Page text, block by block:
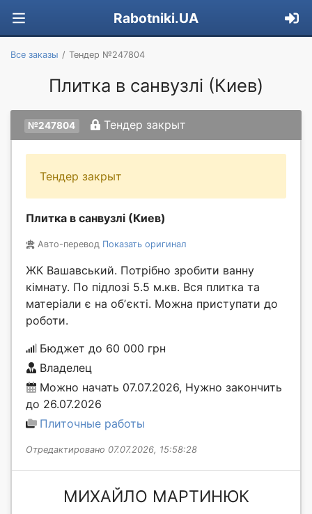
Rabotniki.UA
Все заказы Тендер №247804
Плитка в санвузлі (Киев)
№247804 Тендер закрыт
Тендер закрыт
Плитка в санвузлі (Киев)
Авто-перевод Показать оригинал
ЖК Вашавський. Потрібно зробити ванну
кімнату. По підлозі 5.5 м.кв. Вся плитка та
матеріали є на обʼєкті. Можна приступати до
роботи.
Бюджет до 60 000 грн
Владелец
Можно начать 07.07.2026, Нужно закончить
до 26.07.2026
Плиточные работы
Отредактировано 07.07.2026, 15:58:28
МИХАЙЛО МАРТИНЮК